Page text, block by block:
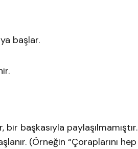
başlar.
başkasıyla paylaşılmamıştır.
(Örneğin “Çoraplarını hep